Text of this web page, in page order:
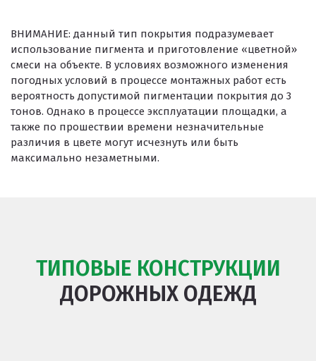
ВНИМАНИЕ: данный тип покрытия подразумевает
использование пигмента и приготовление «цветной»
смеси на объекте. В условиях возможного изменения
погодных условий в процессе монтажных работ есть
вероятность допустимой пигментации покрытия до 3
тонов. Однако в процессе эксплуатации площадки, а
также по прошествии времени незначительные
различия в цвете могут исчезнуть или быть
максимально незаметными.
ТИПОВЫЕ КОНСТРУКЦИИ
ДОРОЖНЫХ ОДЕЖД